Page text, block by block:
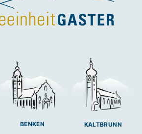
BENKEN KALTBRUNN